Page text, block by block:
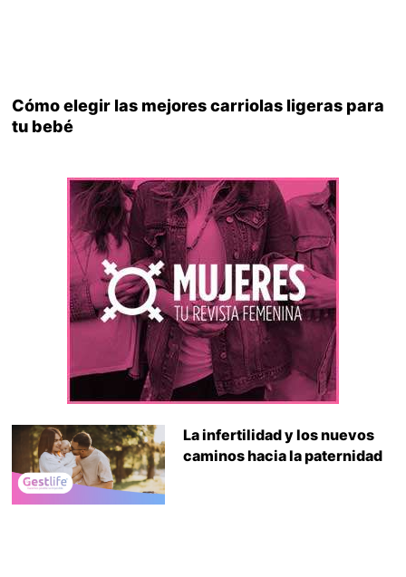
Cómo elegir las mejores carriolas ligeras para
tu bebé
La infertilidad y los nuevos
caminos hacia la paternidad